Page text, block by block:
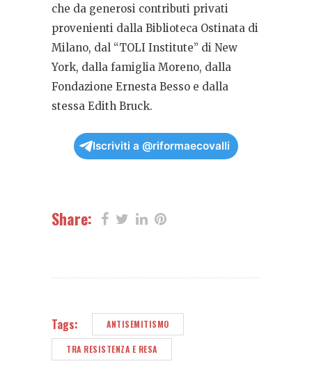
che da generosi contributi privati
provenienti dalla Biblioteca Ostinata di
Milano, dal “TOLI Institute” di New
York, dalla famiglia Moreno, dalla
Fondazione Ernesta Besso e dalla
stessa Edith Bruck.
Iscriviti a @riformaecovalli
Share:
Tags: ANTISEMITISMO
TRA RESISTENZA E RESA